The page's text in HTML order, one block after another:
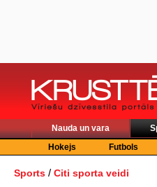
Nauda un vara
Hokejs
Futbols
Sports / Citi sporta veidi